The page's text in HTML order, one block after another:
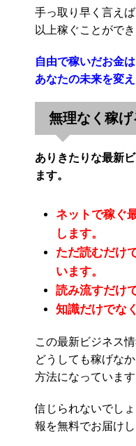
手っ取り早く言え
以上稼ぐことができ
自由で稼いだお金は
あなたの未来を変
無理なく稼げ
ありきたりな最新
ます。
ネットで稼ぐ
します。
ただ読むだけ
います。
読み流すだけ
知識だけでな
この最新ビジネス
どうしても稼げな
方法になっています
信じられないでし
報を無料でお届けし